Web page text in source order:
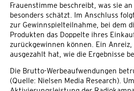
Frauenstimme beschreibt, was sie
besonders schätzt. Im Anschluss
zur Gewinnspielteilnahme, bei dem
Produkten das Doppelte ihres
zurückgewinnen können. Ein
ausgezahlt hat, wie die Ergebnisse
Die Brutto-Werbeaufwendungen
(Quelle: Nielsen Media Research).